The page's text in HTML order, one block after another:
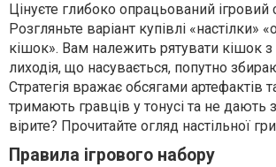
Цінуєте глибоко опрацьований ігровий
Розгляньте варіант купівлі «настілки»
кішок». Вам належить рятувати кішок з
лиходія, що насувається, попутно
Стратегія вражає обсягами артефактів
тримають гравців у тонусі та не дають
вірите? Прочитайте огляд настільної
Правила ігрового набору